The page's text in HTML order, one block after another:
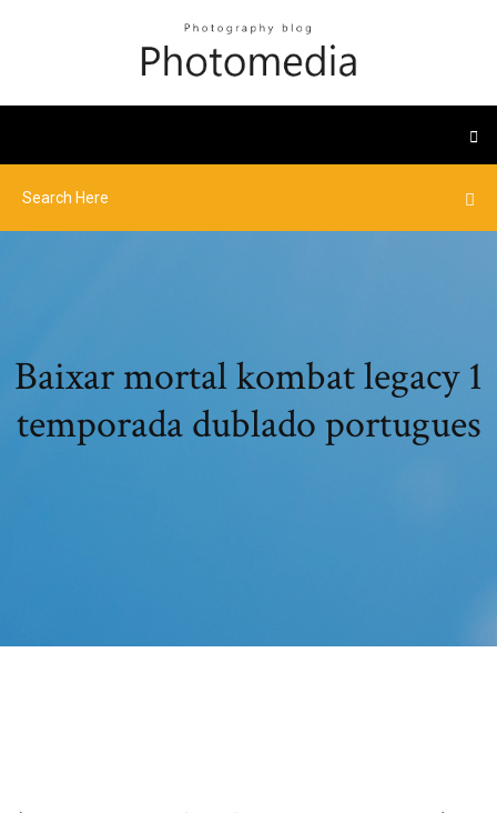
Baixar mortal kombat legacy 1
temporada dublado portugues